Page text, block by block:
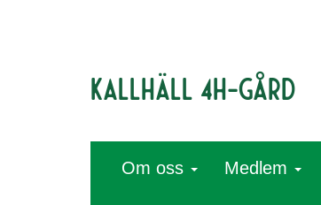
Kallhäll 4H-gård
Om oss Medlem